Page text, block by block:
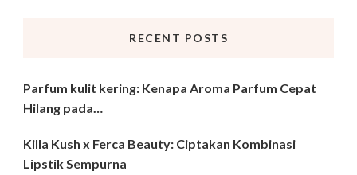
RECENT POSTS
Parfum kulit kering: Kenapa Aroma Parfum Cepat
Hilang pada…
Killa Kush x Ferca Beauty: Ciptakan Kombinasi
Lipstik Sempurna